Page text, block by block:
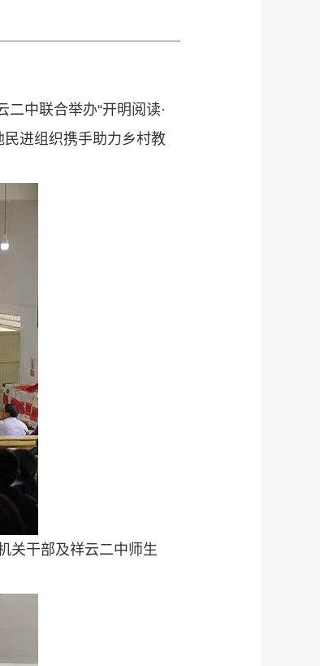
中联合举办“开明阅读·
进组织携手助力乡村教
关干部及祥云二中师生